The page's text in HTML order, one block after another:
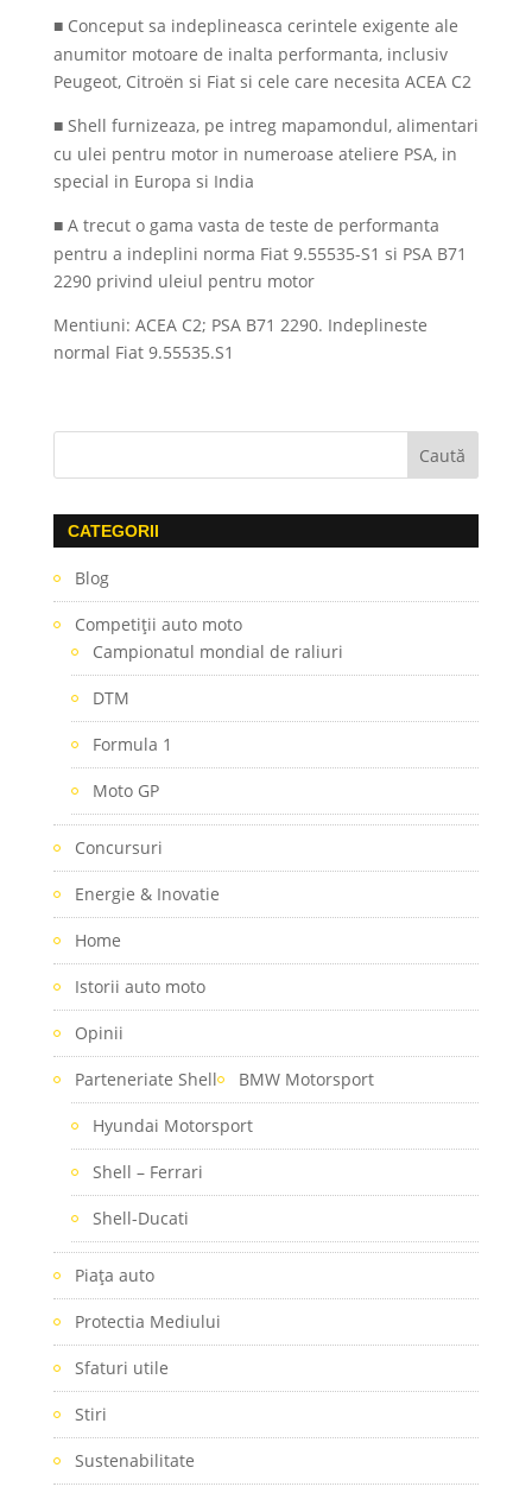
■Conceput sa indeplineasca cerintele exigente ale
anumitor motoare de inalta performanta, inclusiv
Peugeot, Citroën si Fiat si cele care necesita ACEA C2
■Shell furnizeaza, pe intreg mapamondul, alimentari
cu ulei pentru motor in numeroase ateliere PSA, in
special in Europa si India
■A trecut o gama vasta de teste de performanta
pentru a indeplini norma Fiat 9.55535-S1 si PSA B71
2290 privind uleiul pentru motor
Mentiuni: ACEA C2; PSA B71 2290. Indeplineste
normal Fiat 9.55535.S1
CATEGORII
Blog
Competiţii auto moto
Campionatul mondial de raliuri
DTM
Formula 1
Moto GP
Concursuri
Energie & Inovatie
Home
Istorii auto moto
Opinii
Parteneriate Shell BMW Motorsport
Hyundai Motorsport
Shell – Ferrari
Shell-Ducati
Piaţa auto
Protectia Mediului
Sfaturi utile
Stiri
Sustenabilitate